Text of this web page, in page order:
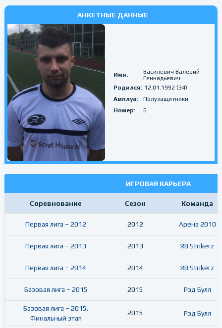
АНКЕТНЫЕ ДАННЫЕ
Имя:
Василевич Валерий
Геннадьевич
Родился: 12.01.1992 (34)
Амплуа:
Полузащитники
Номер:
6
ИГРОВАЯ КАРЬЕРА
Соревнование Сезон Команда
Первая лига – 2012 2012 Арена 2010
Первая лига – 2013 2013 RB Strikerz
Первая лига – 2014 2014 RB Strikerz
Базовая лига – 2015 2015 Рэд Булл
Базовая лига – 2015.
Финальный этап
2015 Рэд Булл